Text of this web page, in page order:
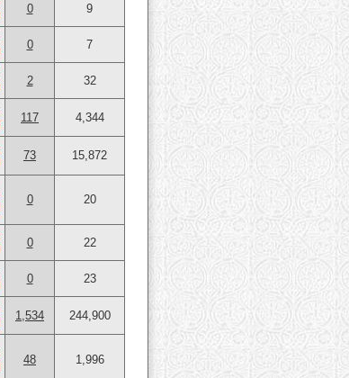
0 9
0 7
2 32
117 4,344
73 15,872
0 20
0 22
0 23
1,534 244,900
48 1,996